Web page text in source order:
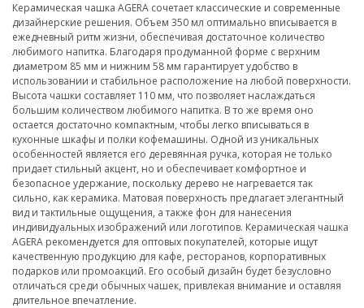
Керамическая чашка AGERA сочетает классические и современные
дизайнерские решения. Объем 350 мл оптимально вписывается в
ежедневный ритм жизни, обеспечивая достаточное количество
любимого напитка. Благодаря продуманной форме с верхним
диаметром 85 мм и нижним 58 мм гарантирует удобство в
использовании и стабильное расположение на любой поверхности.
Высота чашки составляет 110 мм, что позволяет наслаждаться
большим количеством любимого напитка. В то же время оно
остается достаточно компактным, чтобы легко вписываться в
кухонные шкафы и полки кофемашины. Одной из уникальных
особенностей является его деревянная ручка, которая не только
придает стильный акцент, но и обеспечивает комфортное и
безопасное удержание, поскольку дерево не нагревается так
сильно, как керамика. Матовая поверхность предлагает элегантный
вид и тактильные ощущения, а также фон для нанесения
индивидуальных изображений или логотипов. Керамическая чашка
AGERA рекомендуется для оптовых покупателей, которые ищут
качественную продукцию для кафе, ресторанов, корпоративных
подарков или промоакций. Его особый дизайн будет безусловно
отличаться среди обычных чашек, привлекая внимание и оставляя
длительное впечатление.